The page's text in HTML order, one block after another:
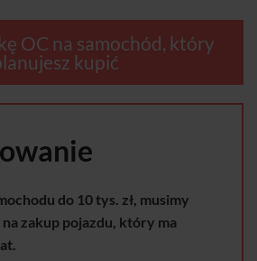
OC na samochód, który
kupić
do 10 tys. zł, musimy
zakup pojazdu, który ma